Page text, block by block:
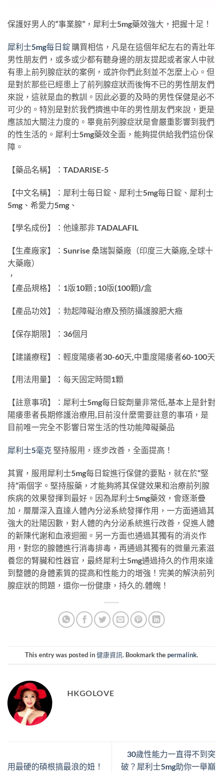
保護好男人的“事業腺”，犀利士5mg藥效強大，把握十足！
犀利士5mg每日錠 購買相信，凡是在這個年紀左右的青壯年
男性朋友們，或多或少都有聽身邊的朋友提起或者家人中就
有患上前列腺症狀的案例，或許你們此刻並不怎麼上心。但
是對於那些已經患上了前列腺症狀而後悔不已的男性朋友們
來說，這就是血的教訓。因此必要的及時的男性保健是必不
可少的。特別是對於我們擠進中年的男性朋友們來說，更是
應該加大關注力度的。畢竟前列腺症狀是會嚴重影響到我們
的性生活的。犀利士5mg藥效全面，能夠提供給我們這份保
障。
【藥品名稱】：TADARISE-5
【中文名稱】：犀利士每日錠、犀利士5mg每日錠、犀利士
5mg、希愛力5mg、
【學名成份】：他達那非 TADALAFIL
【生產廠家】：Sunrise 桑瑞製藥廠（印度三大藥廠,全球十
大藥廠）
，
【產品規格】：1版10顆 ; 10版(100顆)/盒
【產品功效】：勃起障礙治療及預防攝護腺肥大癥
【保存期限】：36個月
【建議療程】：輕度陽痿者30-60天,中重度陽痿者60-100天
【用法用量】：每天固定時間1顆
【註意事項】：犀利士5mg每日錠劑量非常低,基本上是針對
陽痿患者長期修護治療用,目前沒什麼需要註意的事項，是
目前唯一完全不影響日常生活的性功能障礙藥品
犀利士5毫克 堅持服用，逐步改善，全面提高！
其實，服用犀利士5mg每日錠進行保健的要點，就在於“堅
持”兩個字。堅持服藥，才能夠將其保健效果和治療前列腺
疾病的效果發揮到最好。因為犀利士5mg藥效，會逐漸疊
加，層層深入直達人體內分泌系統發揮作用，一方面通過其
強大的壯陽因數，對人體的內分泌系統進行改善，促進人體
的新陳代謝和血液迴圈。另一方面也通過其獨有的消炎作
用，對您的腺體進行消毒排毒，再通過其獨有的微量元素滋
養您的腎臟和性器官，最終犀利士5mg通過持久的作用來達
到整體的身體素質的提高和性能力的增強！完美的解決前列
腺症狀的問題，還你一份健康，持久的 體魄！
This entry was posted in健康資訊. Bookmark thepermalink.
HKGOLOVE
用最硬的碩根搞最浪的妞！
30歲性能力一直得不到突
破？犀利士5mg助你一舉巔